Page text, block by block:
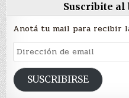
Suscribite
Anotá tu mail para recibir
Dirección
de
emailSUSCRIBIRSE